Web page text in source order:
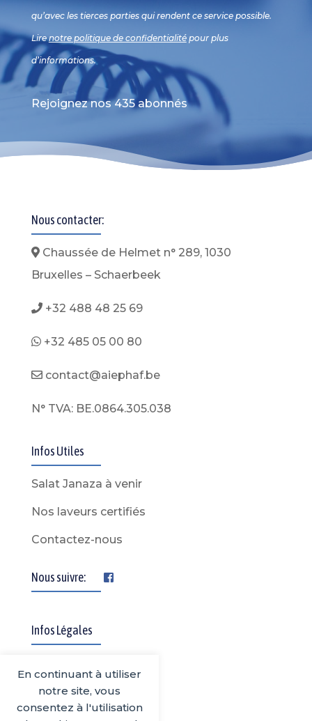
En continuant à utiliser
notre site, vous
consentez à l'utilisation
qu’avec les tierces parties qui rendent ce service possible.
Lirenotre politique de confidentialitépour plus
d’informations.
Rejoignez nos 435 abonnés
Nous contacter:
Chaussée de Helmet n° 289, 1030
Bruxelles – Schaerbeek
+32 488 48 25 69
+32 485 05 00 80
contact@aiephaf.be
N° TVA: BE.0864.305.038
Infos Utiles
Salat Janaza à venir
Nos laveurs certifiés
Contactez-nous
Nous suivre:
Infos Légales
Confidentialité